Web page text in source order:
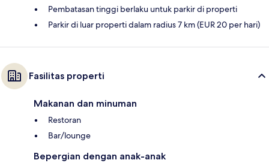
Pembatasan tinggi berlaku untuk parkir di properti
Parkir di luar properti dalam radius 7 km (EUR 20 per hari)
Fasilitas properti
Makanan dan minuman
Restoran
Bar/lounge
Bepergian dengan anak-anak